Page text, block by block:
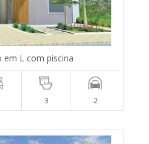
em L com piscina
3 2